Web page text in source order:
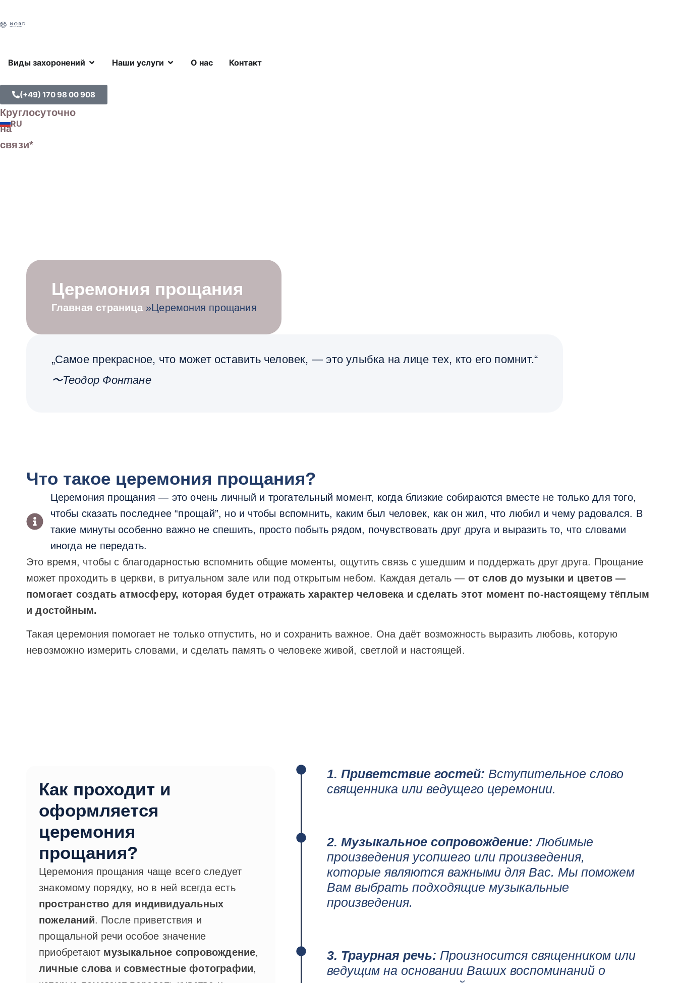
Виды захоронений Наши услуги О нас Контакт
(+49) 170 98 00 908
Круглосуточно
на
связи*
RU
DE
Церемония прощания
Главная страница »Церемония прощания
„Самое прекрасное, что может оставить человек, — это улыбка на лице тех, кто его помнит.“
〜Теодор Фонтане
Что такое церемония прощания?
Церемония прощания — это очень личный и трогательный момент, когда близкие собираются вместе не только для того,
чтобы сказать последнее “прощай”, но и чтобы вспомнить, каким был человек, как он жил, что любил и чему радовался. В
такие минуты особенно важно не спешить, просто побыть рядом, почувствовать друг друга и выразить то, что словами
иногда не передать.
Это время, чтобы с благодарностью вспомнить общие моменты, ощутить связь с ушедшим и поддержать друг друга. Прощание
может проходить в церкви, в ритуальном зале или под открытым небом. Каждая деталь — от слов до музыки и цветов —
помогает создать атмосферу, которая будет отражать характер человека и сделать этот момент по-настоящему тёплым
и достойным.
Такая церемония помогает не только отпустить, но и сохранить важное. Она даёт возможность выразить любовь, которую
невозможно измерить словами, и сделать память о человеке живой, светлой и настоящей.
Как проходит и
оформляется
церемония
прощания?
Церемония прощания чаще всего следует
знакомому порядку, но в ней всегда есть
пространство для индивидуальных
пожеланий. После приветствия и
прощальной речи особое значение
приобретают музыкальное сопровождение,
личные словаисовместные фотографии,
1. Приветствие гостей: Вступительное слово
священника или ведущего церемонии.
2. Музыкальное сопровождение: Любимые
произведения усопшего или произведения,
которые являются важными для Вас. Мы поможем
Вам выбрать подходящие музыкальные
произведения.
3. Траурная речь: Произносится священником или
ведущим на основании Ваших воспоминаний о